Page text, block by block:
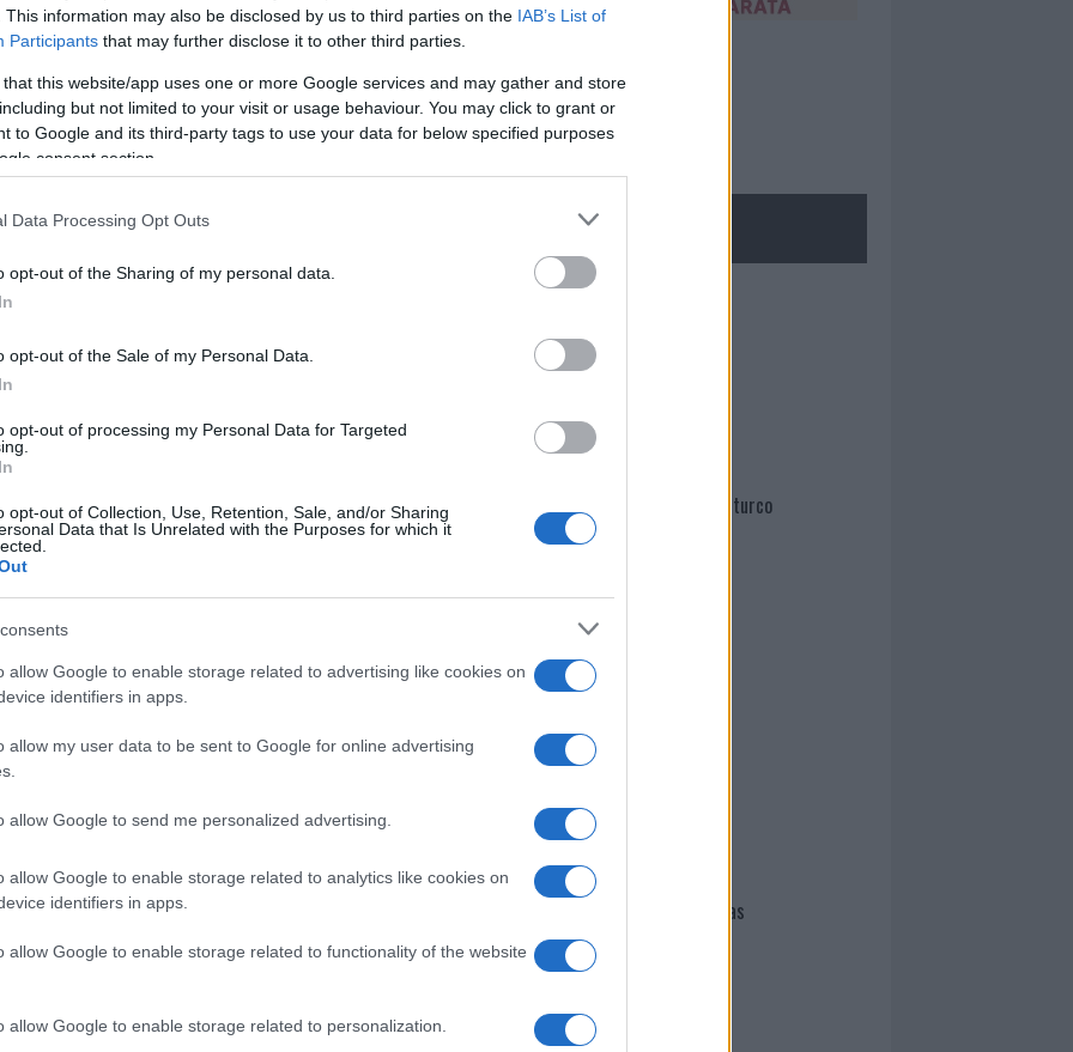
This information may also be disclosed by us to third parties on the IAB’s List of
Participants that may further disclose it to other third parties.
that this website/app uses one or more Google services and may gather and store
but not limited to your visit or usage behaviour. You may click to grant or
to Google and its third-party tags to use your data for below specified purposes
consent section.
Data Processing Opt Outs
opt-out of the Sharing of my personal data.
opt-out of the Sale of my Personal Data.
opt-out of processing my Personal Data for Targeted
opt-out of Collection, Use, Retention, Sale, and/or Sharing
Data that Is Unrelated with the Purposes for which it
allow Google to enable storage related to advertising like cookies on
identifiers in apps.
allow my user data to be sent to Google for online advertising
allow Google to send me personalized advertising.
allow Google to enable storage related to analytics like cookies on
identifiers in apps.
allow Google to enable storage related to functionality of the website
allow Google to enable storage related to personalization.
cliccandoqui
nella sezione
Porto San Paolo Ospedale Giovanni Paolo Ii Olbia
NECROLOGIE
Martina Agostina Diturco
I nostri cari
I nostri cari
Giovannimaria Cabras